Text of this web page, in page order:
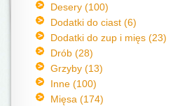
Desery (100)
Dodatki do ciast (6)
Dodatki do zup i mięs (23)
Drób (28)
Grzyby (13)
Inne (100)
Mięsa (174)